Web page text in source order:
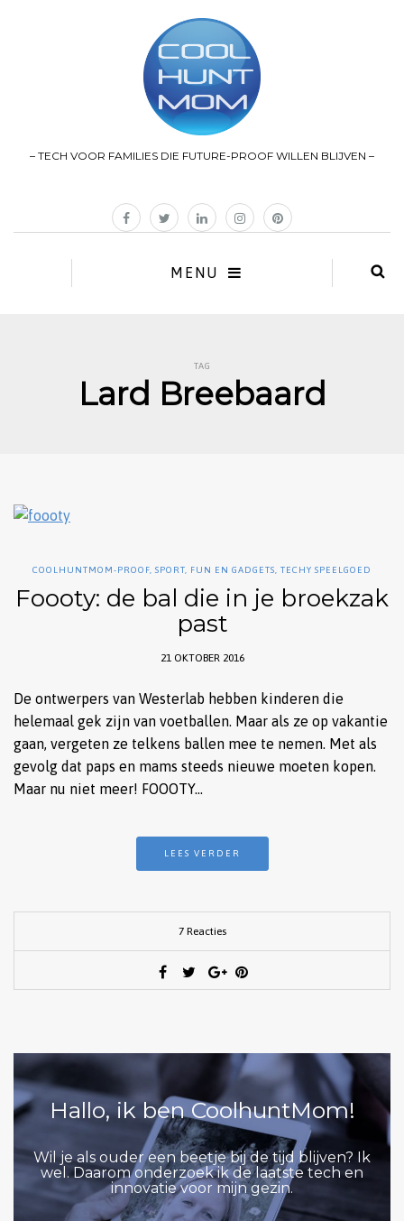
– TECH VOOR FAMILIES DIE FUTURE-PROOF WILLEN BLIJVEN –
MENU
TAG
Lard Breebaard
COOLHUNTMOM-PROOF,SPORT, FUN EN GADGETS, TECHY SPEELGOED
Foooty: de bal die in je broekzak
past
21 OKTOBER 2016
De ontwerpers van Westerlab hebben kinderen die
helemaal gek zijn van voetballen. Maar als ze op vakantie
gaan, vergeten ze telkens ballen mee te nemen. Met als
gevolg dat paps en mams steeds nieuwe moeten kopen.
Maar nu niet meer! FOOOTY…
LEES VERDER
7 Reacties
Hallo, ik ben CoolhuntMom!
Wil je als ouder een beetje bij de tijd blijven? Ik
wel. Daarom onderzoek ik de laatste tech en
innovatie voor mijn gezin.